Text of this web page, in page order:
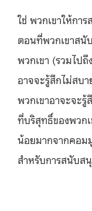
ใช่ พวกเขาให้กา
ตอนที่พวกเขาสนั
พวกเขา (รวมไป
อาจจะรู้สึกไม่สบ
พวกเขาอาจะจะรู้
ที่บริสุทธิ์ของพวก
น้อยมากจากคอม
สำหรับการสนับ